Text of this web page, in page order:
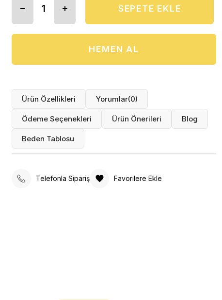
Ürün Özellikleri Yorumlar(0)
Ödeme Seçenekleri Ürün Önerileri Blog
Beden Tablosu
Telefonla Sipariş Favorilere Ekle